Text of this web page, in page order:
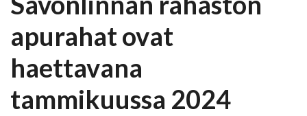
apurahat ovat
haettavana
tammikuussa 2024